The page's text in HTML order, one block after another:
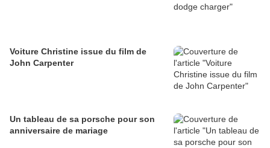
Voiture Christine issue du film de
John Carpenter
Un tableau de sa porsche pour son
anniversaire de mariage